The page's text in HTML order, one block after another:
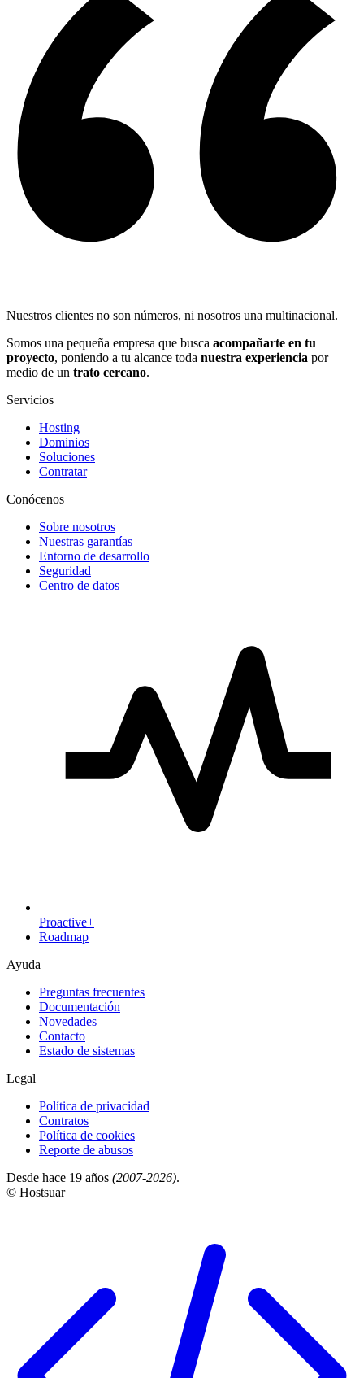
Nuestros clientes no son números, ni nosotros una multinacional.
Somos una pequeña empresa que busca acompañarte en tu
proyecto, poniendo a tu alcance toda nuestra experiencia por
medio de un trato cercano.
Servicios
Hosting
Dominios
Soluciones
Contratar
Conócenos
Sobre nosotros
Nuestras garantías
Entorno de desarrollo
Seguridad
Centro de datos
Proactive+
Roadmap
Ayuda
Preguntas frecuentes
Documentación
Novedades
Contacto
Estado de sistemas
Legal
Política de privacidad
Contratos
Política de cookies
Reporte de abusos
Desde hace 19 años (2007-2026).
© Hostsuar